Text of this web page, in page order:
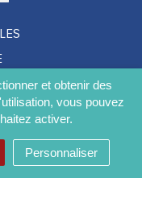
et obtenir des
vous pouvez
activer.
Personnaliser
SITE